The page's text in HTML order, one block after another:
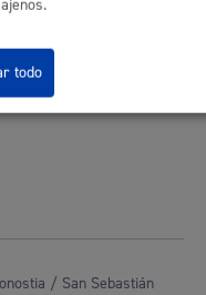
/ San Sebastián
todo